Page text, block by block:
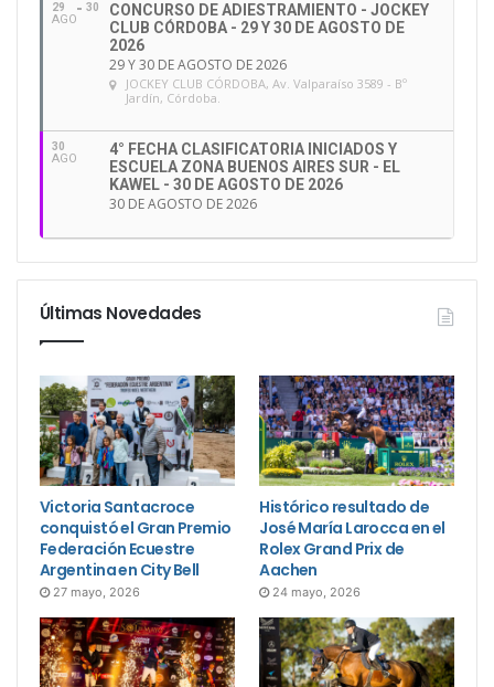
29
AGO
30
CONCURSO DE ADIESTRAMIENTO - JOCKEY
CLUB CÓRDOBA - 29 Y 30 DE AGOSTO DE
2026
29 Y 30 DE AGOSTO DE 2026
JOCKEY CLUB CÓRDOBA, Av. Valparaíso 3589 - Bº
Jardín, Córdoba.
30
AGO
4° FECHA CLASIFICATORIA INICIADOS Y
ESCUELA ZONA BUENOS AIRES SUR - EL
KAWEL - 30 DE AGOSTO DE 2026
30 DE AGOSTO DE 2026
Últimas Novedades
Victoria Santacroce
conquistó el Gran Premio
Federación Ecuestre
Argentina en City Bell
27 mayo, 2026
Histórico resultado de
José María Larocca en el
Rolex Grand Prix de
Aachen
24 mayo, 2026